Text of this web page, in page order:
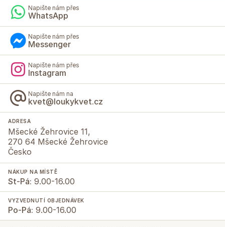
Napište nám přes
WhatsApp
Napište nám přes
Messenger
Napište nám přes
Instagram
Napište nám na
kvet@loukykvet.cz
ADRESA
Mšecké Žehrovice 11,
270 64 Mšecké Žehrovice
Česko
NÁKUP NA MÍSTĚ
St-Pá: 9.00-16.00
VYZVEDNUTÍ OBJEDNÁVEK
Po-Pá: 9.00-16.00